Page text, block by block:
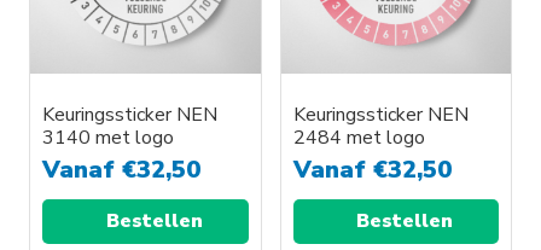
Keuringssticker NEN
3140 met logo
Vanaf €32,50
Bestellen
Keuringssticker NEN
2484 met logo
Vanaf €32,50
Bestellen